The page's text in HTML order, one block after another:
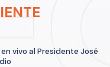
vivo al Presidente José